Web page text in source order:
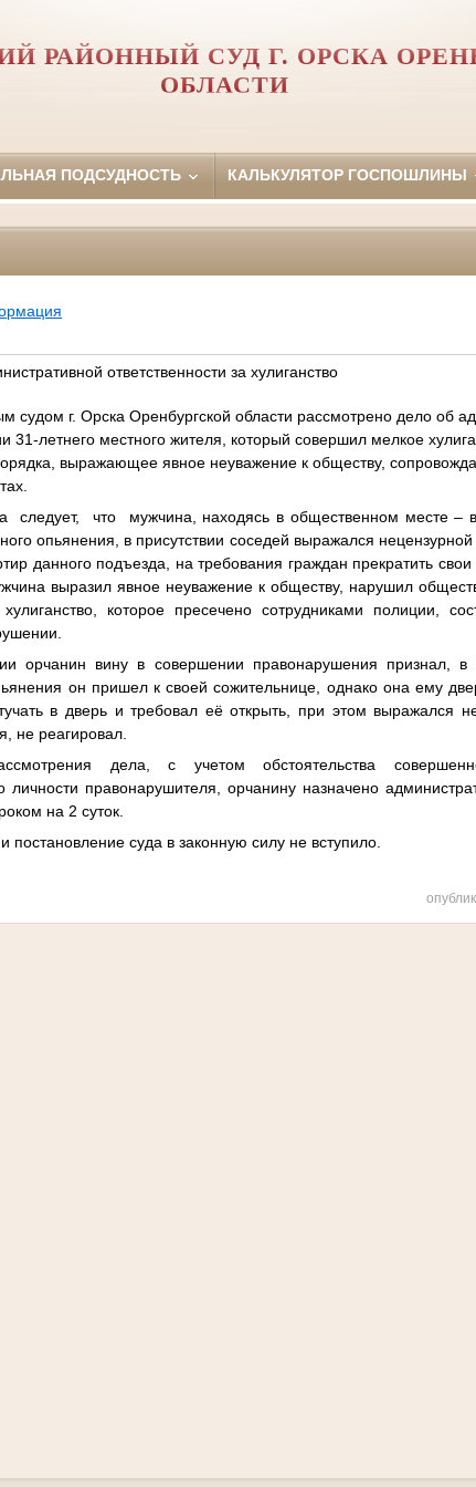
РАЙОННЫЙ СУД Г. ОРСКА
ОБЛАСТИ
ПОДСУДНОСТЬ КАЛЬКУЛЯТОР ГОСПОШЛИНЫ
ответственности за хулиганство
судом г. Орска Оренбургской области рассмотрено дело об
летнего местного жителя, который совершил мелкое
выражающее явное неуважение к обществу,
следует, что
мужчина, находясь в общественном месте –
опьянения, в присутствии соседей выражался
данного подъезда, на требования граждан прекратить свои
выразил явное неуважение к обществу, нарушил
которое пресечено сотрудниками полиции,
орчанин вину в совершении правонарушения признал, в
он пришел к своей сожительнице, однако она ему
в дверь и требовал её открыть, при этом выражался
не реагировал.
дела, с учетом обстоятельства
правонарушителя, орчанину назначено
на 2 суток.
постановление суда в законную силу не вступило.